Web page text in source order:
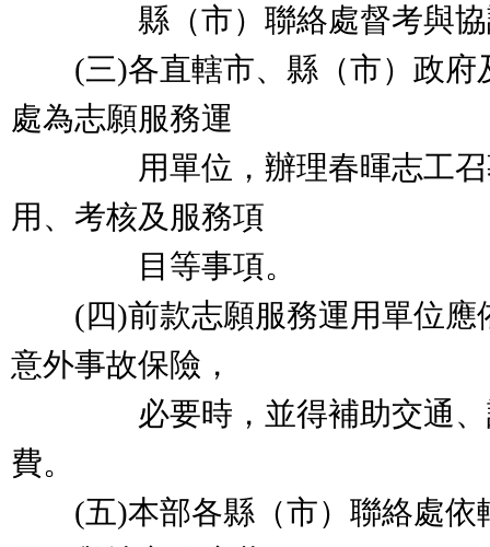
縣（市）聯絡處督考與協
(三)各直轄市、縣（市）政府
處為志願服務運
用單位，辦理春暉志工召募
用、考核及服務項
目等事項。
(四)前款志願服務運用單位應
意外事故保險，
必要時，並得補助交通、誤
費。
(五)本部各縣（市）聯絡處依